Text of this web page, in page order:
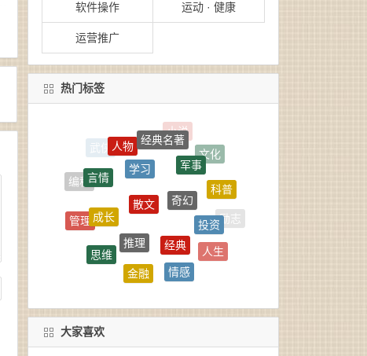
软件操作 运动 · 健康
运营推广
热门标签
商业
随笔
恐怖
励志
人生
情感
金融
管理
编程 科普
推理
成长
人物 经典名著
军事
奇幻
散文
学习
大家喜欢